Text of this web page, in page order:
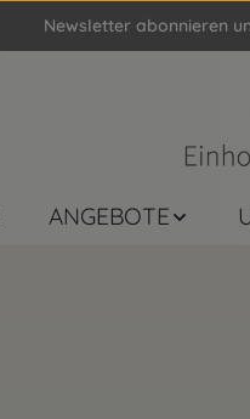
Newsletter abonnieren
ANGEBOTE